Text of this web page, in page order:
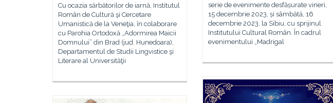
serie de evenimente desfășurate vineri,
15 decembrie 2023, și sâmbătă, 16
decembrie 2023, la Sibiu, cu sprijinul
Institutului Cultural Român. În cadrul
evenimentului „Madrigal
Cu ocazia sărbătorilor de iarnă, Institutul
Român de Cultură şi Cercetare
Umanistică de la Veneţia, în colaborare
cu Parohia Ortodoxă „Adormirea Maicii
Domnului” din Brad (jud. Hunedoara),
Departamentul de Studii Lingvistice şi
Literare al Universităţii